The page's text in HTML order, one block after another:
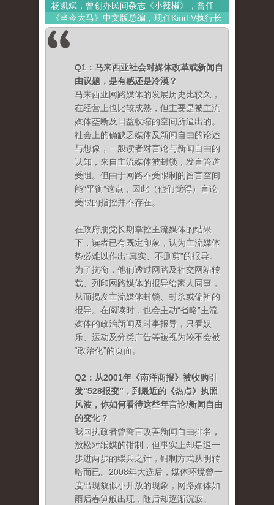
杨凯斌，曾创办民间杂志《小辣椒》，曾任
《当今大马》中文版总编，现任KiniTV执行长
Q1：马来西亚社会对媒体改革或新闻自
由议题，是有感还是冷漠？
马来西亚网路媒体的发展历史比较久，
在经营上也比较成熟，但主要是被主流
媒体垄断及日益收缩的空间所逼出的。
社会上的确缺乏媒体及新闻自由的论述
与想像，一般读者对言论与新闻自由的
认知，来自主流媒体被封锁，发言管道
受阻。但由于网路不受限制的留言空间
能“平衡”这点，因此（他们觉得）言论
受限的指控并不存在。
在政府朋党长期掌控主流媒体的结果
下，读者已有既定印象，认为主流媒体
势必难以作出“真实、不删剪”的报导。
为了抗衡，他们透过网路及社交网站转
载、列印网路媒体的报导给家人同事，
从而揭发主流媒体封锁、封杀或偏袒的
报导。在阅读时，也会主动“省略”主流
媒体的政治新闻及时事报导，只看娱
乐、运动及分类广告等被视为较不会被
“政治化”的页面。
Q2：从2001年《南洋商报》被收购引
发“528报变”，到最近的《热点》执照
风波，你如何看待这些年言论/新闻自由
的变化？
我国执政者曾誓言改善新闻自由排名，
放松对纸媒的钳制，但事实上却是退一
步进两步的缓兵之计，钳制方式从明转
暗而已。2008年大选后，媒体环境曾一
度出现貌似小开放的现象，网路媒体如
雨后春笋般出现，随后却逐渐沉寂。